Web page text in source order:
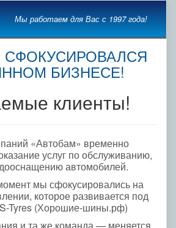
Мы работаем для Вас с 1997 года!
СФОКУСИРОВАЛСЯ
БИЗНЕСЕ!
клиенты!
«Автобам» временно
услуг по обслуживанию,
автомобилей.
мы сфокусировались на
которое развивается под
Tyres (Хорошие-шины.рф)